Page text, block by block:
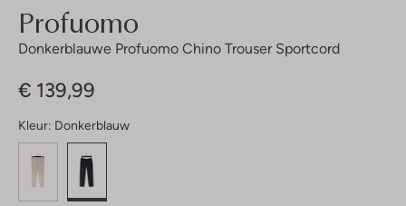
Profuomo
Donkerblauwe Profuomo Chino Trouser Sportcord
€ 139,99
Kleur: Donkerblauw